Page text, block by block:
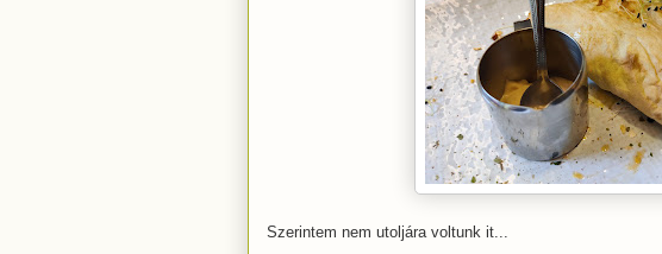
Szerintem nem utoljára voltunk it...